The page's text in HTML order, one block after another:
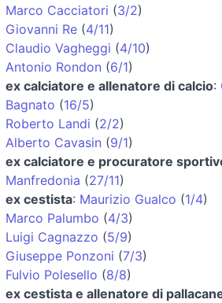
Marco Cacciatori (3/2)
Giovanni Re (4/11)
Claudio Vagheggi (4/10)
Antonio Rondon (6/1)
ex calciatore e allenatore di calcio:
Bagnato (16/5)
Roberto Landi (2/2)
Alberto Cavasin (9/1)
ex calciatore e procuratore
Manfredonia (27/11)
ex cestista: Maurizio Gualco (1/4)
Marco Palumbo (4/3)
Luigi Cagnazzo (5/9)
Giuseppe Ponzoni (7/3)
Fulvio Polesello (8/8)
ex cestista e allenatore di